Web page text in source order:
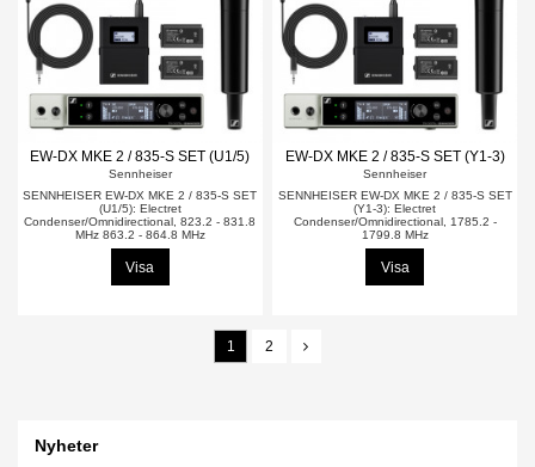
EW-DX MKE 2 / 835-S SET (U1/5)
Sennheiser
SENNHEISER EW-DX MKE 2 / 835-S SET
(U1/5): Electret
Condenser/Omnidirectional, 823.2 - 831.8
MHz 863.2 - 864.8 MHz
Visa
EW-DX MKE 2 / 835-S SET (Y1-3)
Sennheiser
SENNHEISER EW-DX MKE 2 / 835-S SET
(Y1-3): Electret
Condenser/Omnidirectional, 1785.2 -
1799.8 MHz
Visa
1 2
Nyheter